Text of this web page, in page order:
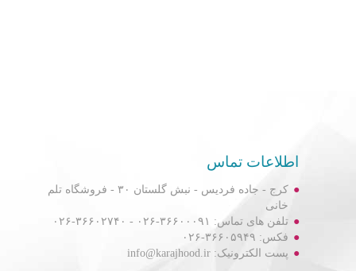
اطلاعات تماس
کرج - جاده فردیس - نبش گلستان ۳۰ - فروشگاه تلم
خانی
تلفن های تماس: ۳۶۶۰۰۰۹۱-۰۲۶ - ۳۶۶۰۲۷۴۰-۰۲۶
فکس: ۳۶۶۰۵۹۴۹-۰۲۶
پست الکترونیک: info@karajhood.ir